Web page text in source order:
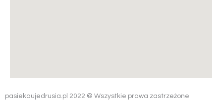
pasiekaujedrusia.pl 2022 © Wszystkie prawa zastrzeżone